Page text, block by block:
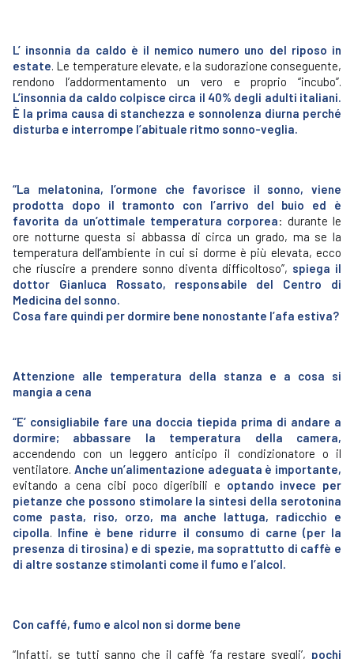
L’ insonnia da caldo è il nemico numero uno del riposo in
estate. Le temperature elevate, e la sudorazione conseguente,
rendono l’addormentamento un vero e proprio “incubo”.
L’insonnia da caldo colpisce circa il 40% degli adulti italiani.
È la prima causa di stanchezza e sonnolenza diurna perché
disturba e interrompe l’abituale ritmo sonno-veglia.
“La melatonina, l’ormone che favorisce il sonno, viene
prodotta dopo il tramonto con l’arrivo del buio ed è
favorita da un’ottimale temperatura corporea: durante le
ore notturne questa si abbassa di circa un grado, ma se la
temperatura dell’ambiente in cui si dorme è più elevata, ecco
che riuscire a prendere sonno diventa difficoltoso”, spiega il
dottor Gianluca Rossato, responsabile del Centro di
Medicina del sonno.
Cosa fare quindi per dormire bene nonostante l’afa estiva?
Attenzione alle temperatura della stanza e a cosa si
mangia a cena
“E’ consigliabile fare una doccia tiepida prima di andare a
dormire; abbassare la temperatura della camera,
accendendo con un leggero anticipo il condizionatore o il
ventilatore. Anche un’alimentazione adeguata è importante,
evitando a cena cibi poco digeribili e optando invece per
pietanze che possono stimolare la sintesi della serotonina
come pasta, riso, orzo, ma anche lattuga, radicchio e
cipolla. Infine è bene ridurre il consumo di carne (per la
presenza di tirosina) e di spezie, ma soprattutto di caffè e
di altre sostanze stimolanti come il fumo e l’alcol.
Con caffé, fumo e alcol non si dorme bene
“Infatti, se tutti sanno che il caffè ‘fa restare svegli’, pochi